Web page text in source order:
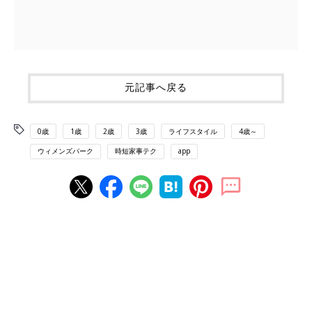
元記事へ戻る
0歳 1歳 2歳 3歳 ライフスタイル 4歳～
ウィメンズパーク 時短家事テク app